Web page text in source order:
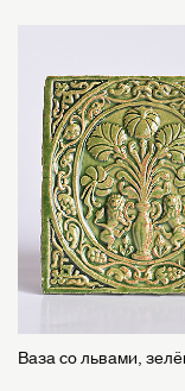
Ваза со львами,